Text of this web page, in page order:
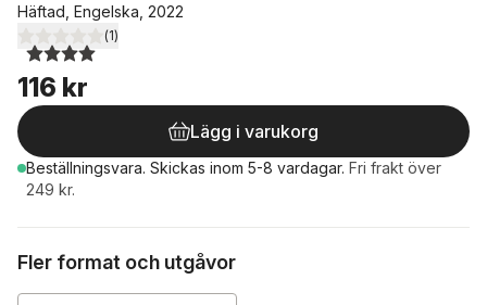
Häftad, Engelska, 2022
4,0utav 5 stjärnor. Totalt antal röster:
(1)
116 kr
Lägg i varukorg
Beställningsvara. Skickas inom 5-8 vardagar. Fri frakt över
249 kr.
Fler format och utgåvor